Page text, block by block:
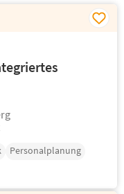
Personalplanung